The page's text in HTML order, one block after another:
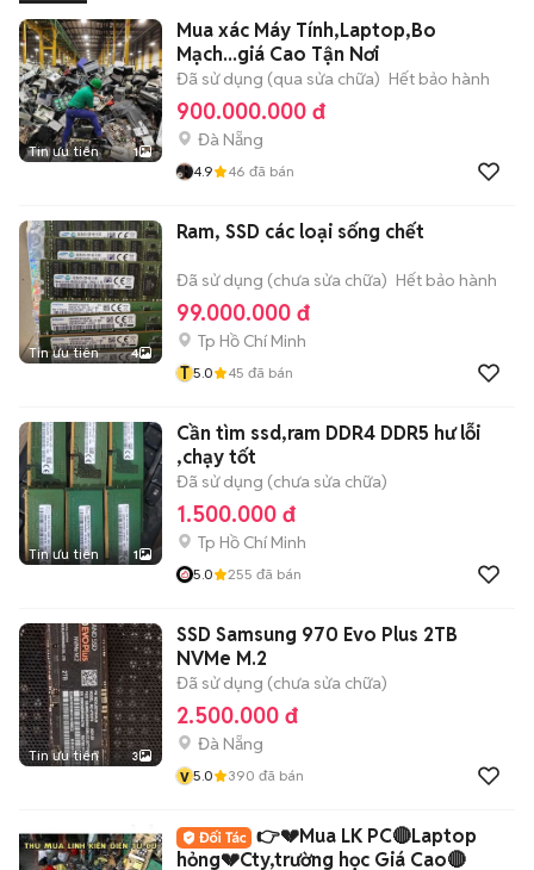
Tin ưu tiên 1
Mua xác Máy Tính,Laptop,Bo
Mạch...giá Cao Tận Nơi
Đã sử dụng (qua sửa chữa) Hết bảo hành
900.000.000 đ
Đà Nẵng
4.9 46 đã bán
Tin ưu tiên 4
Ram, SSD các loại sống chết
Đã sử dụng (chưa sửa chữa) Hết bảo hành
99.000.000 đ
Tp Hồ Chí Minh
T 5.0 45 đã bán
Tin ưu tiên 1
Cần tìm ssd,ram DDR4 DDR5 hư lỗi
,chạy tốt
Đã sử dụng (chưa sửa chữa)
1.500.000 đ
Tp Hồ Chí Minh
5.0 255 đã bán
Tin ưu tiên 3
SSD Samsung 970 Evo Plus 2TB
NVMe M.2
Đã sử dụng (chưa sửa chữa)
2.500.000 đ
Đà Nẵng
v 5.0 390 đã bán
👉💔Mua LK PC🔴Laptop
hỏng💔Cty,trường học Giá Cao🔴